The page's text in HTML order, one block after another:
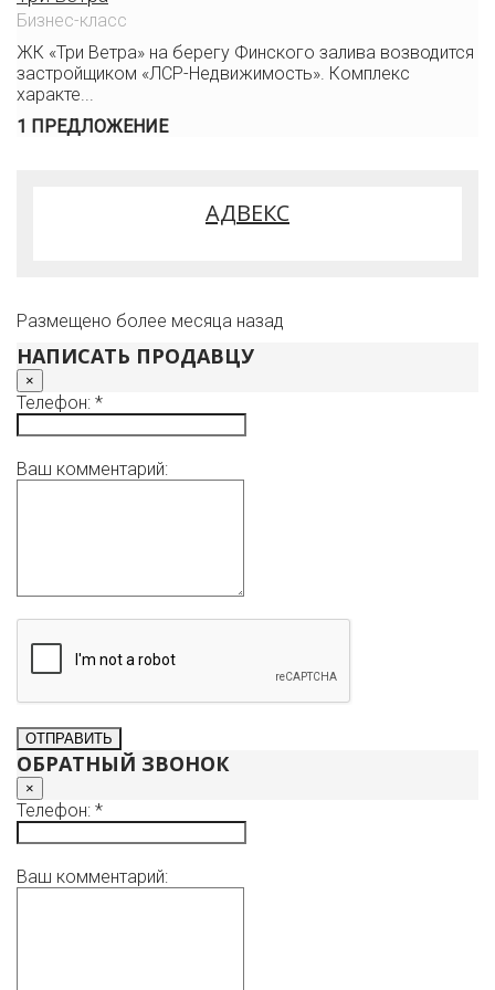
Бизнес-класс
ЖК «Три Ветра» на берегу Финского залива возводится
застройщиком «ЛСР-Недвижимость». Комплекс
характе...
1 ПРЕДЛОЖЕНИЕ
АДВЕКС
Размещено более месяца назад
НАПИСАТЬ ПРОДАВЦУ
×
Телефон: *
Ваш комментарий:
ОБРАТНЫЙ ЗВОНОК
×
Телефон: *
Ваш комментарий: